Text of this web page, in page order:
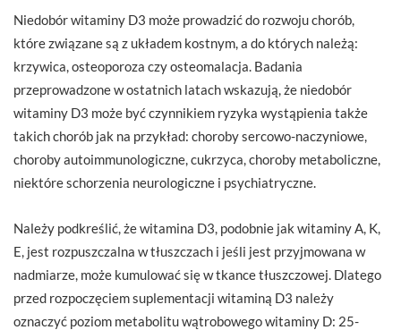
Niedobór witaminy D3 może prowadzić do rozwoju chorób,
które związane są z układem kostnym, a do których należą:
krzywica, osteoporoza czy osteomalacja. Badania
przeprowadzone w ostatnich latach wskazują, że niedobór
witaminy D3 może być czynnikiem ryzyka wystąpienia także
takich chorób jak na przykład: choroby sercowo-naczyniowe,
choroby autoimmunologiczne, cukrzyca, choroby metaboliczne,
niektóre schorzenia neurologiczne i psychiatryczne.
Należy podkreślić, że witamina D3, podobnie jak witaminy A, K,
E, jest rozpuszczalna w tłuszczach i jeśli jest przyjmowana w
nadmiarze, może kumulować się w tkance tłuszczowej. Dlatego
przed rozpoczęciem suplementacji witaminą D3 należy
oznaczyć poziom metabolitu wątrobowego witaminy D: 25-